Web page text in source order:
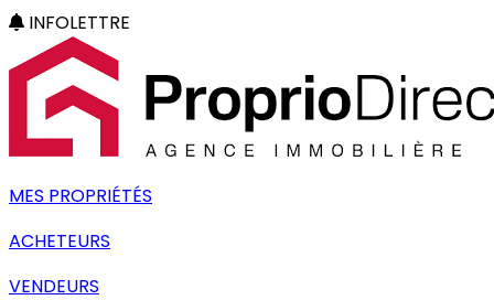
INFOLETTRE
MES PROPRIÉTÉS
ACHETEURS
VENDEURS